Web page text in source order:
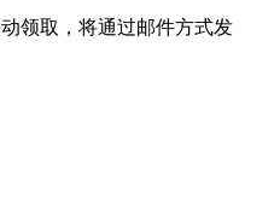
领取，将通过邮件方式发